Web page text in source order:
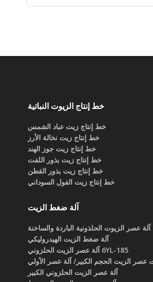
خط إنتاج الزيوت النباتية
خط إنتاج زيت عباد الشمس
خط إنتاج زيت نخالة الأرز
خط إنتاج زيت جوز الهند
خط إنتاج زيت بذور اللفت
خط إنتاج زيت بذور القطن
خط إنتاج زيت الفول السوداني
آلة ضغط الزيت
آلة عصر الزيوت الحلذونية الباردة والساخنة
آلة ضغط الزيت الهيدروليكي
6YL-185 آلة عصر الزيت الحلزوني
عصر الزيت الحجم الكبير/ آلة عصر الأولي
آلة عصر الزيت الحلزوني الكبير